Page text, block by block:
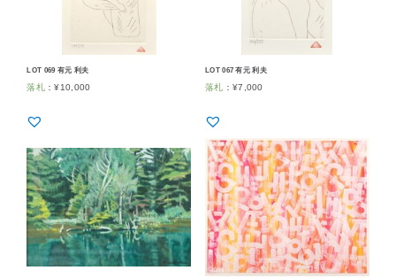
LOT 069 有元 利夫
落札 ：¥10,000
LOT 067 有元 利夫
落札 ： ¥7,000